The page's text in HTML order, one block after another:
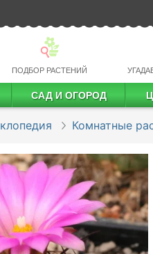
ПОДБОР РАСТЕНИЙ
САД И ОГОРОД
Комнатные